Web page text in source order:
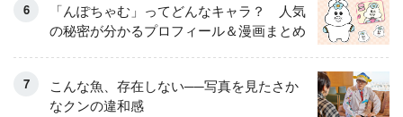
「んぽちゃむ」ってどんなキャラ？ 人気
の秘密が分かるプロフィール＆漫画まとめ
こんな魚、存在しない──写真を見たさか
なクンの違和感